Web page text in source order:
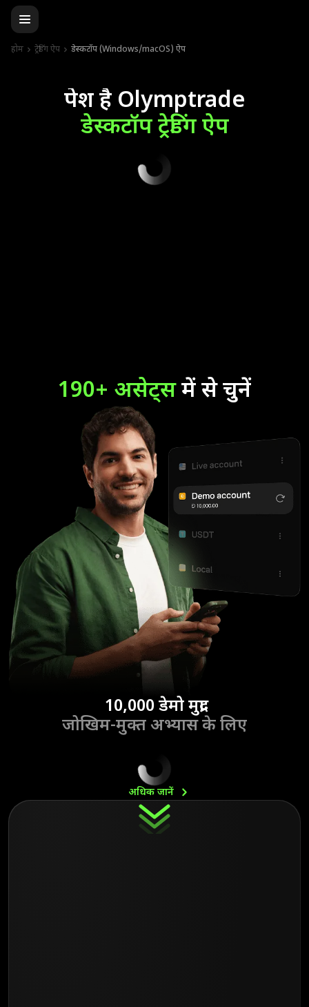
होम ट्रेडिंग ऐप डेस्कटॉप (Windows/macOS) ऐप
पेश है Olymptrade
डेस्कटॉप ट्रेडिंग ऐप
190+ असेट्समें से चुनें
10,000 डेमो मुद्रा
जोखिम-मुक्त अभ्यास के लिए
अधिक जानें